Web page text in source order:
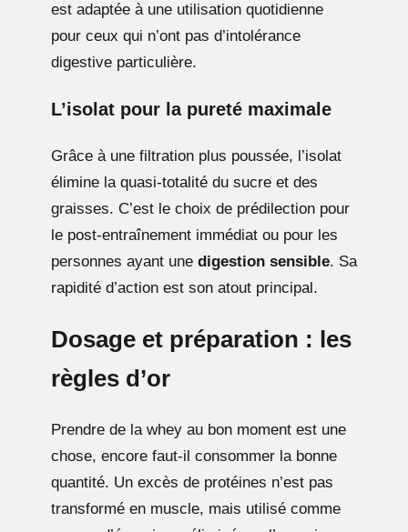
est adaptée à une utilisation quotidienne
pour ceux qui n’ont pas d’intolérance
digestive particulière.
L’isolat pour la pureté maximale
Grâce à une filtration plus poussée, l’isolat
élimine la quasi-totalité du sucre et des
graisses. C’est le choix de prédilection pour
le post-entraînement immédiat ou pour les
personnes ayant une digestion sensible. Sa
rapidité d’action est son atout principal.
Dosage et préparation : les
règles d’or
Prendre de la whey au bon moment est une
chose, encore faut-il consommer la bonne
quantité. Un excès de protéines n’est pas
transformé en muscle, mais utilisé comme